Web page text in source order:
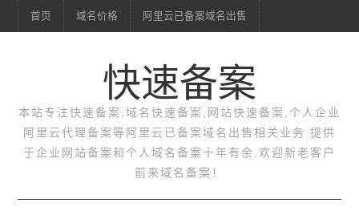
首页 域名价格 阿里云已备案域名出售
快速备案
本站专注快速备案,域名快速备案,网站快速备案,个人企业
阿里云代理备案等阿里云已备案域名出售相关业务.提供
于企业网站备案和个人域名备案十年有余.欢迎新老客户
前来域名备案！